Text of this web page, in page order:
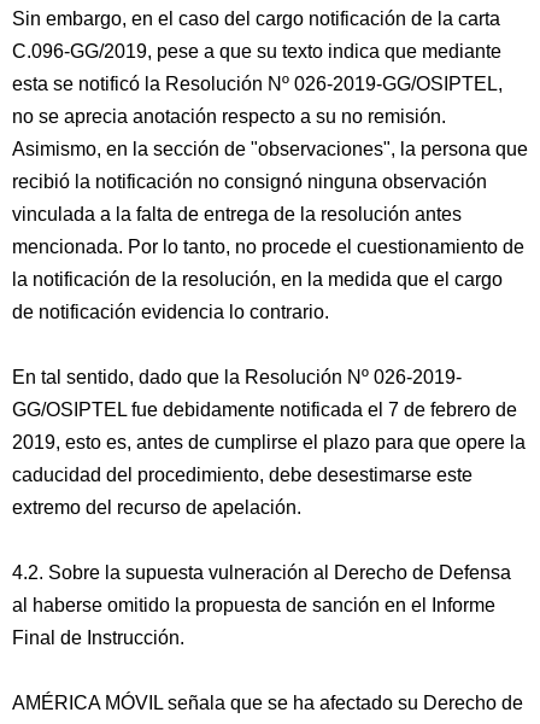
Sin embargo, en el caso del cargo notificación de la carta
C.096-GG/2019, pese a que su texto indica que mediante
esta se notificó la Resolución Nº 026-2019-GG/OSIPTEL,
no se aprecia anotación respecto a su no remisión.
Asimismo, en la sección de "observaciones", la persona que
recibió la notificación no consignó ninguna observación
vinculada a la falta de entrega de la resolución antes
mencionada. Por lo tanto, no procede el cuestionamiento de
la notificación de la resolución, en la medida que el cargo
de notificación evidencia lo contrario.
En tal sentido, dado que la Resolución Nº 026-2019-
GG/OSIPTEL fue debidamente notificada el 7 de febrero de
2019, esto es, antes de cumplirse el plazo para que opere la
caducidad del procedimiento, debe desestimarse este
extremo del recurso de apelación.
4.2. Sobre la supuesta vulneración al Derecho de Defensa
al haberse omitido la propuesta de sanción en el Informe
Final de Instrucción.
AMÉRICA MÓVIL señala que se ha afectado su Derecho de